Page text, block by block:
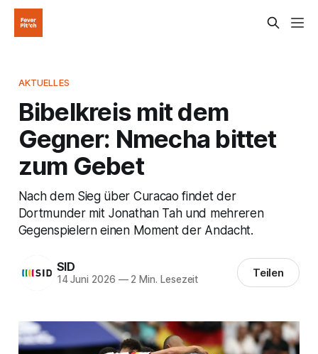
AKTUELLES
Bibelkreis mit dem
Gegner: Nmecha bittet
zum Gebet
Nach dem Sieg über Curacao findet der
Dortmunder mit Jonathan Tah und mehreren
Gegenspielern einen Moment der Andacht.
SID
14 Juni 2026 —2 Min. Lesezeit Teilen